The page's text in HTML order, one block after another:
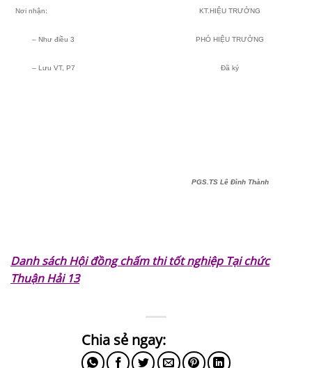
Nơi nhận:
– Như điều 3
– Lưu VT, P7
KT.HIỆU TRƯỞNG
PHÓ HIỆU TRƯỞNG
Đã ký
PGS.TS Lê Đình Thành
Danh sách Hội đồng chấm thi tốt nghiệp Tại chức
Thuận Hải 13